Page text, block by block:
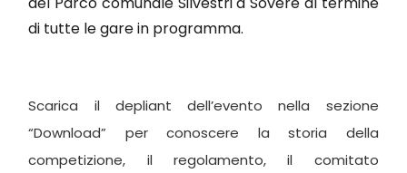
di tutte le gare in programma.
Scarica il depliant dell’evento nella sezione
“Download” per conoscere la storia della
competizione, il regolamento, il comitato